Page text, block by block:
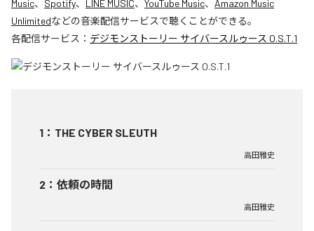
Music、 Spotify、 LINE MUSIC、 YouTube Music、 Amazon Music
Unlimitedなどの音楽配信サービスで聴くことができる。
各配信サービス： デジモンストーリー サイバースルゥース O.S.T.1
1 ： THE CYBER SLEUTH
高田雅史
2 ： 依頼の時間
高田雅史